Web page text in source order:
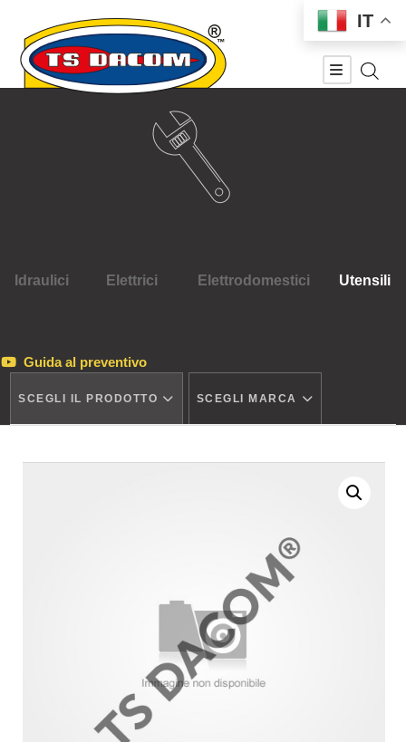
Idraulici Elettrici Elettrodomestici Utensili
Guida al preventivo
SCEGLI IL PRODOTTO SCEGLI MARCA
IT